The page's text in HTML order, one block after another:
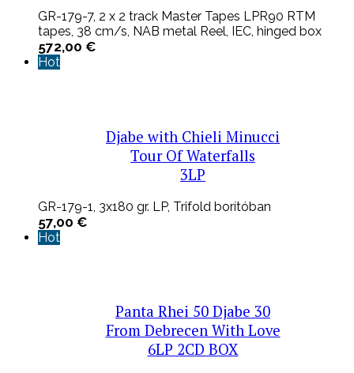
GR-179-7, 2 x 2 track Master Tapes LPR90 RTM
tapes, 38 cm/s, NAB metal Reel, IEC, hinged box
572,00 €
Hot
Djabe with Chieli Minucci
Tour Of Waterfalls
3LP
GR-179-1, 3x180 gr. LP, Trifold borítóban
57,00 €
Hot
Panta Rhei 50 Djabe 30
From Debrecen With Love
6LP 2CD BOX